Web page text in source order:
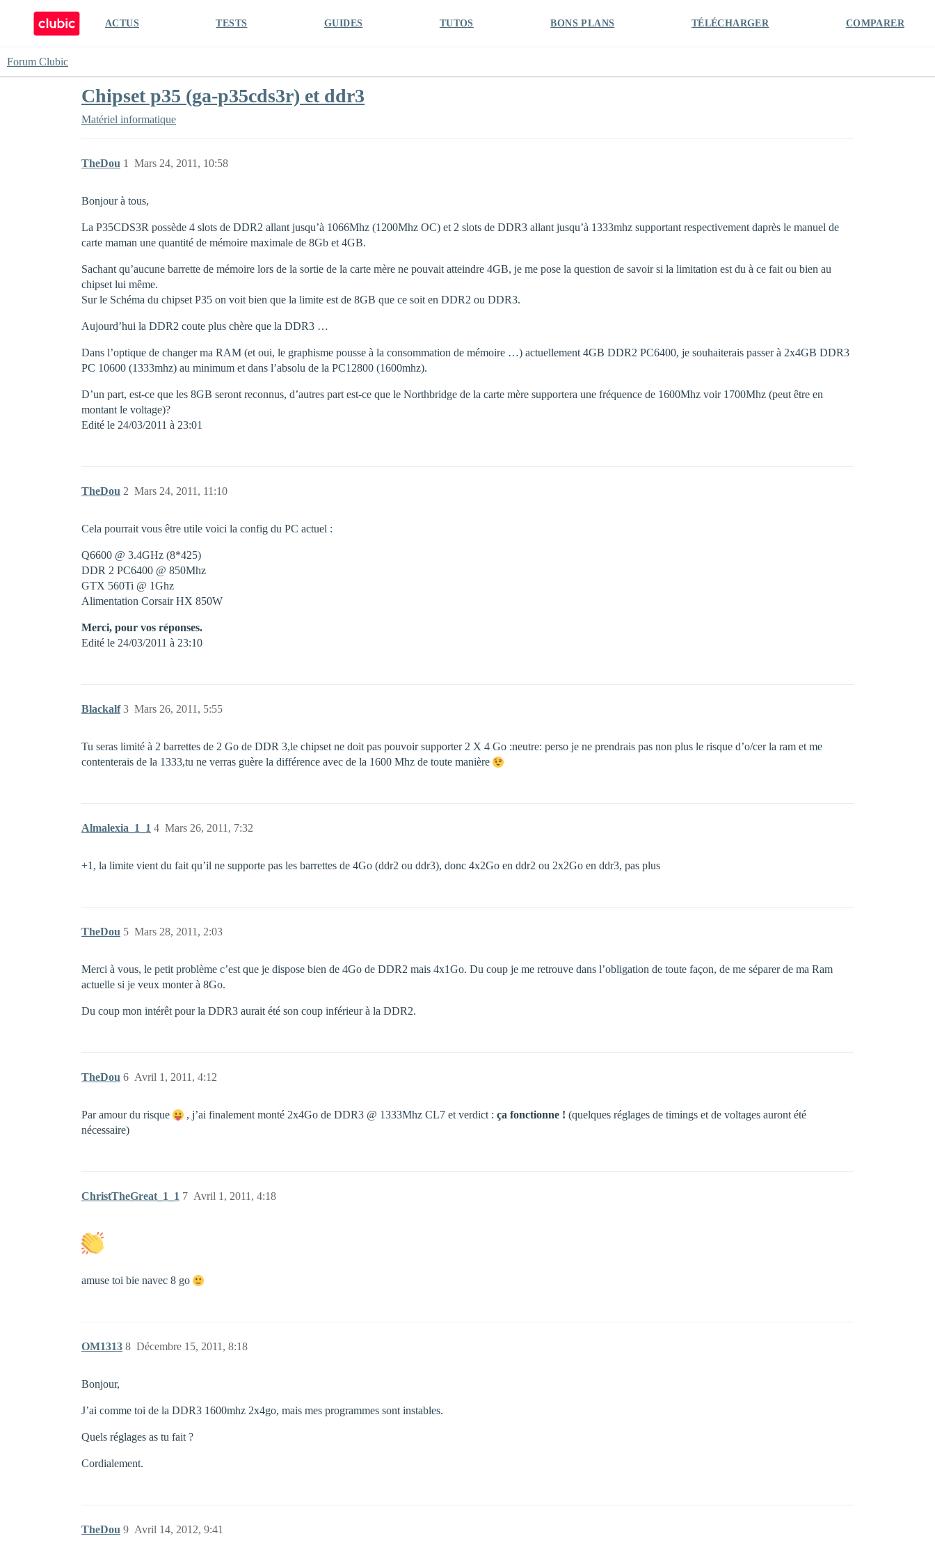
ACTUS TESTS GUIDES TUTOS BONS PLANS TÉLÉCHARGER COMPARER
Forum Clubic
Chipset p35 (ga-p35cds3r) et ddr3
Matériel informatique
TheDou Mars 24, 2011, 10:58
1
Bonjour à tous,
La P35CDS3R possède 4 slots de DDR2 allant jusqu’à 1066Mhz (1200Mhz OC) et 2 slots de DDR3 allant jusqu’à 1333mhz supportant respectivement daprès le manuel de
carte maman une quantité de mémoire maximale de 8Gb et 4GB.
Sachant qu’aucune barrette de mémoire lors de la sortie de la carte mère ne pouvait atteindre 4GB, je me pose la question de savoir si la limitation est du à ce fait ou bien au
chipset lui même.
Sur le Schéma du chipset P35 on voit bien que la limite est de 8GB que ce soit en DDR2 ou DDR3.
Aujourd’hui la DDR2 coute plus chère que la DDR3 …
Dans l’optique de changer ma RAM (et oui, le graphisme pousse à la consommation de mémoire …) actuellement 4GB DDR2 PC6400, je souhaiterais passer à 2x4GB DDR3
PC 10600 (1333mhz) au minimum et dans l’absolu de la PC12800 (1600mhz).
D’un part, est-ce que les 8GB seront reconnus, d’autres part est-ce que le Northbridge de la carte mère supportera une fréquence de 1600Mhz voir 1700Mhz (peut être en
montant le voltage)?
Edité le 24/03/2011 à 23:01
TheDou Mars 24, 2011, 11:10
2
Cela pourrait vous être utile voici la config du PC actuel :
Q6600 @ 3.4GHz (8*425)
DDR 2 PC6400 @ 850Mhz
GTX 560Ti @ 1Ghz
Alimentation Corsair HX 850W
Merci, pour vos réponses.
Edité le 24/03/2011 à 23:10
Blackalf Mars 26, 2011, 5:55
3
Tu seras limité à 2 barrettes de 2 Go de DDR 3,le chipset ne doit pas pouvoir supporter 2 X 4 Go :neutre: perso je ne prendrais pas non plus le risque d’o/cer la ram et me
contenterais de la 1333,tu ne verras guère la différence avec de la 1600 Mhz de toute manière
Almalexia_1_1 Mars 26, 2011, 7:32
4
+1, la limite vient du fait qu’il ne supporte pas les barrettes de 4Go (ddr2 ou ddr3), donc 4x2Go en ddr2 ou 2x2Go en ddr3, pas plus
TheDou Mars 28, 2011, 2:03
5
Merci à vous, le petit problème c’est que je dispose bien de 4Go de DDR2 mais 4x1Go. Du coup je me retrouve dans l’obligation de toute façon, de me séparer de ma Ram
actuelle si je veux monter à 8Go.
Du coup mon intérêt pour la DDR3 aurait été son coup inférieur à la DDR2.
TheDou Avril 1, 2011, 4:12
6
Par amour du risque , j’ai finalement monté 2x4Go de DDR3 @ 1333Mhz CL7 et verdict : ça fonctionne ! (quelques réglages de timings et de voltages auront été
nécessaire)
ChristTheGreat_1_1 Avril 1, 2011, 4:18
7
amuse toi bie navec 8 go
OM1313 Décembre 15, 2011, 8:18
8
Bonjour,
J’ai comme toi de la DDR3 1600mhz 2x4go, mais mes programmes sont instables.
Quels réglages as tu fait ?
Cordialement.
TheDou Avril 14, 2012, 9:41
9